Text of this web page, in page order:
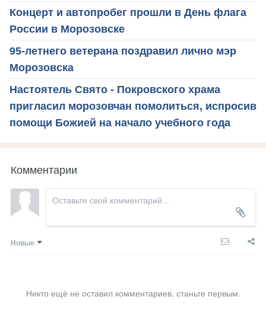
Концерт и автопробег прошли в День флага
России в Морозовске
95-летнего ветерана поздравил лично мэр
Морозовска
Настоятель Свято - Покровского храма
пригласил морозовчан помолиться, испросив
помощи Божией на начало учебного года
Комментарии
Новые
Никто ещё не оставил комментариев, станьте первым.